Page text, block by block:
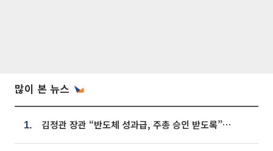
많이 본 뉴스
1. 김정관 장관 “반도체 성과급, 주총 승인 받도록”…상법·자본시장법 개정 시사